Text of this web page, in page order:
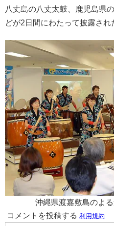
八丈島の八丈太鼓、鹿児島県
どが2日間にわたって披露され
沖縄県渡嘉敷島のよ